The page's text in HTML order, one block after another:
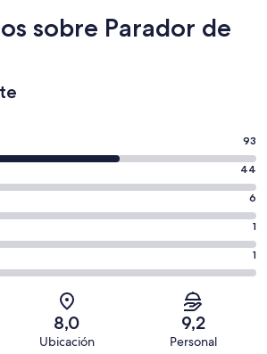
sobre Parador de
93
44
6
1
1
8,0
Ubicación
9,2
Personal